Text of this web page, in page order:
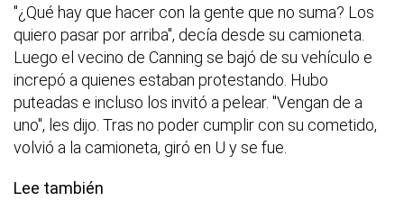
"¿Qué hay que hacer con la gente que no suma? Los
quiero pasar por arriba", decía desde su camioneta.
Luego el vecino de Canning se bajó de su vehículo e
increpó a quienes estaban protestando. Hubo
puteadas e incluso los invitó a pelear. "Vengan de a
uno", les dijo. Tras no poder cumplir con su cometido,
volvió a la camioneta, giró en U y se fue.
Lee también